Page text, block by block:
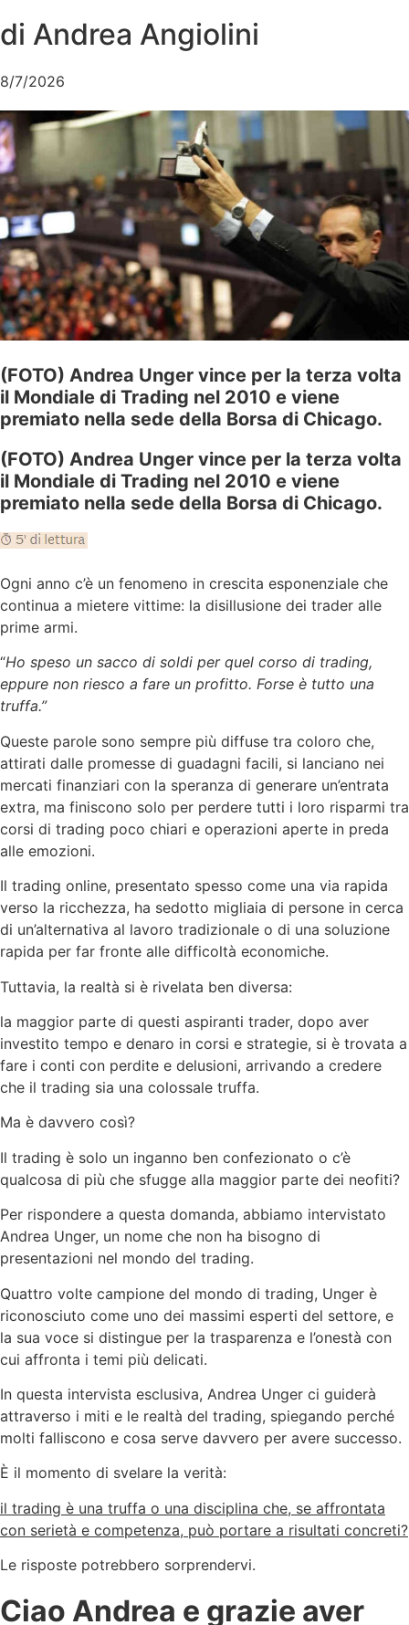
di Andrea Angiolini
8/7/2026
(FOTO) Andrea Unger vince per la terza volta
il Mondiale di Trading nel 2010 e viene
premiato nella sede della Borsa di Chicago.
(FOTO) Andrea Unger vince per la terza volta
il Mondiale di Trading nel 2010 e viene
premiato nella sede della Borsa di Chicago.
Ogni anno c’è un fenomeno in crescita esponenziale che
continua a mietere vittime: la disillusione dei trader alle
prime armi.
“Ho speso un sacco di soldi per quel corso di trading,
eppure non riesco a fare un profitto. Forse è tutto una
truffa.”
Queste parole sono sempre più diffuse tra coloro che,
attirati dalle promesse di guadagni facili, si lanciano nei
mercati finanziari con la speranza di generare un’entrata
extra, ma finiscono solo per perdere tutti i loro risparmi tra
corsi di trading poco chiari e operazioni aperte in preda
alle emozioni.
Il trading online, presentato spesso come una via rapida
verso la ricchezza, ha sedotto migliaia di persone in cerca
di un’alternativa al lavoro tradizionale o di una soluzione
rapida per far fronte alle difficoltà economiche.
Tuttavia, la realtà si è rivelata ben diversa:
la maggior parte di questi aspiranti trader, dopo aver
investito tempo e denaro in corsi e strategie, si è trovata a
fare i conti con perdite e delusioni, arrivando a credere
che il trading sia una colossale truffa.
Ma è davvero così?
Il trading è solo un inganno ben confezionato o c’è
qualcosa di più che sfugge alla maggior parte dei neofiti?
Per rispondere a questa domanda, abbiamo intervistato
Andrea Unger, un nome che non ha bisogno di
presentazioni nel mondo del trading.
Quattro volte campione del mondo di trading, Unger è
riconosciuto come uno dei massimi esperti del settore, e
la sua voce si distingue per la trasparenza e l’onestà con
cui affronta i temi più delicati.
In questa intervista esclusiva, Andrea Unger ci guiderà
attraverso i miti e le realtà del trading, spiegando perché
molti falliscono e cosa serve davvero per avere successo.
È il momento di svelare la verità:
il trading è una truffa o una disciplina che, se affrontata
con serietà e competenza, può portare a risultati concreti?
Le risposte potrebbero sorprendervi.
Ciao Andrea e grazie aver